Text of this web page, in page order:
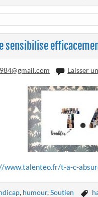
sensibilise
Laisser
www.talenteo.fr/t-a-c-
, humour,Soutien